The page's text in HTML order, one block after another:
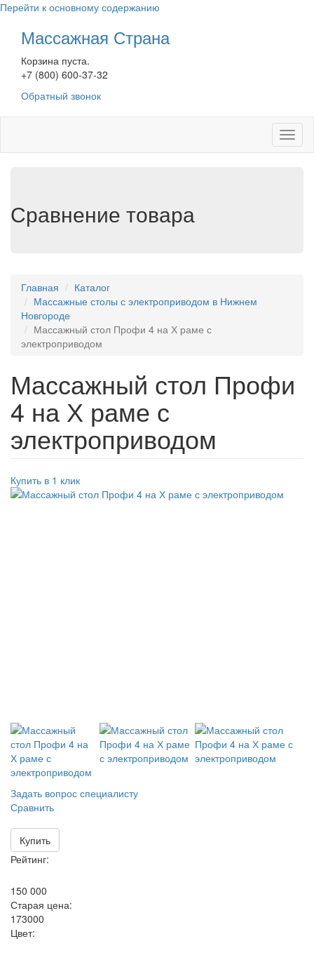
Перейти к основному содержанию
Массажная Страна
Корзина пуста.
+7 (800) 600-37-32
Обратный звонок
Сравнение товара
Главная
Каталог
Массажные столы с электроприводом в Нижнем
Новгороде
Массажный стол Профи 4 на Х раме с
электроприводом
Массажный стол Профи
4 на Х раме с
электроприводом
Купить в 1 клик
Задать вопрос специалисту
Сравнить
Купить
Рейтинг:
150 000
Старая цена:
173000
Цвет: